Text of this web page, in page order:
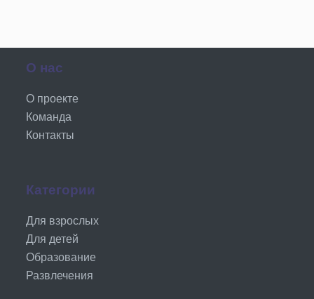
О нас
О проекте
Команда
Контакты
Категории
Для взрослых
Для детей
Образование
Развлечения